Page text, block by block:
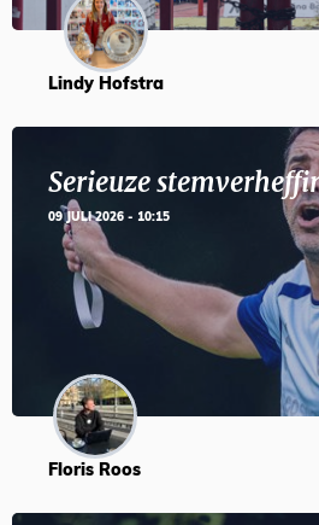
Lindy Hofstra
Serieuze
09 JULI 2026 - 10:15
Floris Roos